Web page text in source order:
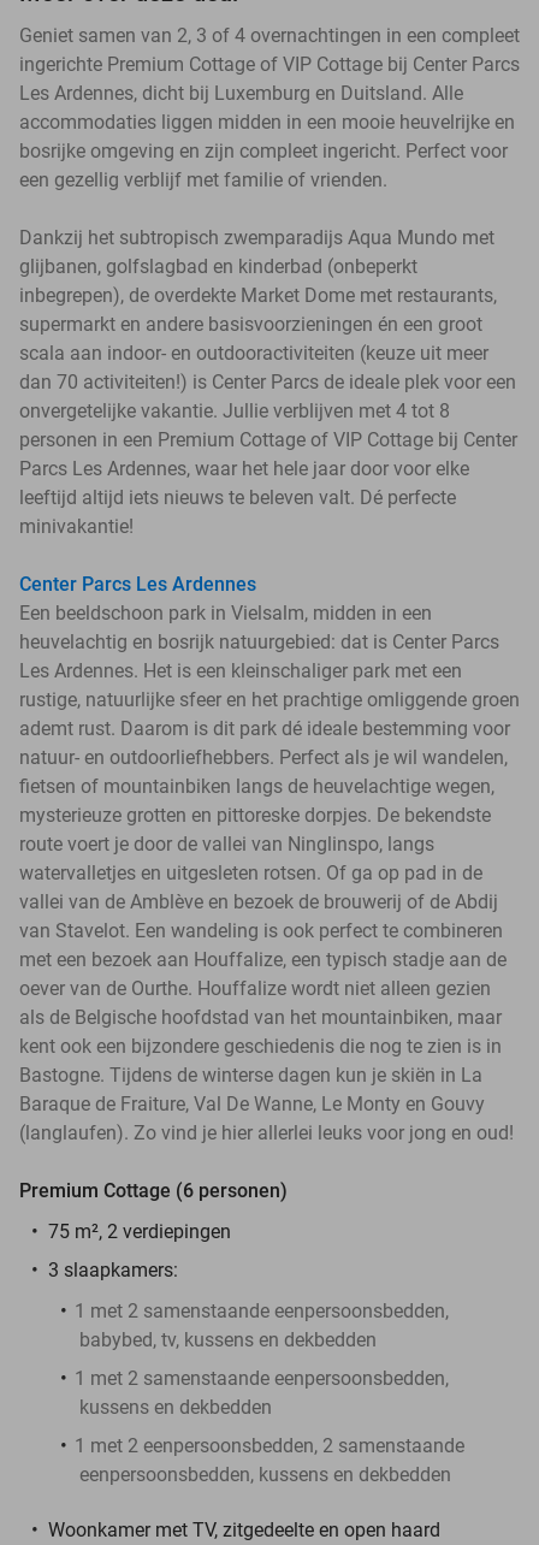
Geniet samen van 2, 3 of 4 overnachtingen in een compleet
ingerichte Premium Cottage of VIP Cottage bij Center Parcs
Les Ardennes, dicht bij Luxemburg en Duitsland. Alle
accommodaties liggen midden in een mooie heuvelrijke en
bosrijke omgeving en zijn compleet ingericht. Perfect voor
een gezellig verblijf met familie of vrienden.
Dankzij het subtropisch zwemparadijs Aqua Mundo met
glijbanen, golfslagbad en kinderbad (onbeperkt
inbegrepen), de overdekte Market Dome met restaurants,
supermarkt en andere basisvoorzieningen én een groot
scala aan indoor- en outdooractiviteiten (keuze uit meer
dan 70 activiteiten!) is Center Parcs de ideale plek voor een
onvergetelijke vakantie. Jullie verblijven met 4 tot 8
personen in een Premium Cottage of VIP Cottage bij Center
Parcs Les Ardennes, waar het hele jaar door voor elke
leeftijd altijd iets nieuws te beleven valt. Dé perfecte
minivakantie!
Center Parcs Les Ardennes
Een beeldschoon park in Vielsalm, midden in een
heuvelachtig en bosrijk natuurgebied: dat is Center Parcs
Les Ardennes. Het is een kleinschaliger park met een
rustige, natuurlijke sfeer en het prachtige omliggende groen
ademt rust. Daarom is dit park dé ideale bestemming voor
natuur- en outdoorliefhebbers. Perfect als je wil wandelen,
fietsen of mountainbiken langs de heuvelachtige wegen,
mysterieuze grotten en pittoreske dorpjes. De bekendste
route voert je door de vallei van Ninglinspo, langs
watervalletjes en uitgesleten rotsen. Of ga op pad in de
vallei van de Amblève en bezoek de brouwerij of de Abdij
van Stavelot. Een wandeling is ook perfect te combineren
met een bezoek aan Houffalize, een typisch stadje aan de
oever van de Ourthe. Houffalize wordt niet alleen gezien
als de Belgische hoofdstad van het mountainbiken, maar
kent ook een bijzondere geschiedenis die nog te zien is in
Bastogne. Tijdens de winterse dagen kun je skiën in La
Baraque de Fraiture, Val De Wanne, Le Monty en Gouvy
(langlaufen). Zo vind je hier allerlei leuks voor jong en oud!
Premium Cottage (6 personen)
75 m², 2 verdiepingen
3 slaapkamers:
1 met 2 samenstaande eenpersoonsbedden,
babybed, tv, kussens en dekbedden
1 met 2 samenstaande eenpersoonsbedden,
kussens en dekbedden
1 met 2 eenpersoonsbedden, 2 samenstaande
eenpersoonsbedden, kussens en dekbedden
Woonkamer met TV, zitgedeelte en open haard